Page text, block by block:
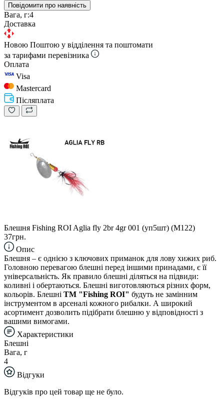
Повідомити про наявність
Вага, г:4
Доставка
Новою Поштою у відділення та поштомати
за тарифами перевізника
Оплата
Visa
Mastercard
Післяплата
Блешня Fishing ROI Aglia fly 2br 4gr 001 (уп5шт) (M122)
37грн.
Опис
Блешня – є однією з ключових приманок для лову хижих риб.
Головною перевагою блешні перед іншими принадами, є її
універсальність. Як правило блешні діляться на підвиди:
коливні і обертаються. Блешні виготовляються різних форм,
кольорів. Блешні TM "Fishing ROI" будуть не замінним
інструментом в арсеналі кожного рибалки. А широкий
асортимент дозволить підібрати блешню у відповідності з
вашими вимогами.
Характеристики
Блешні
Вага, г
4
Відгуки
Відгуків про цей товар ще не було.